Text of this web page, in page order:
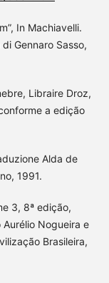
In Machiavelli.
Gennaro Sasso,
Libraire Droz,
a edição
Alda de
1991.
3, 8ª edição,
Nogueira e
Brasileira,